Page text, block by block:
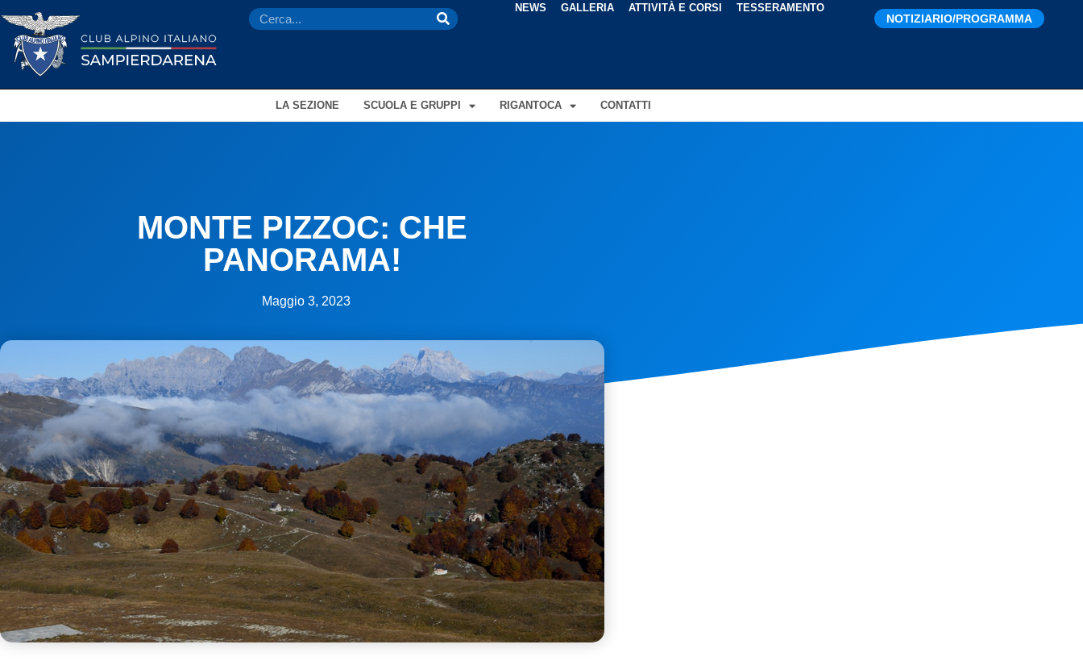
NEWS GALLERIA ATTIVITÀ E CORSI TESSERAMENTO
NOTIZIARIO/PROGRAMMA
LA SEZIONE SCUOLA E GRUPPI RIGANTOCA CONTATTI
MONTE PIZZOC: CHE
PANORAMA!
Maggio 3, 2023